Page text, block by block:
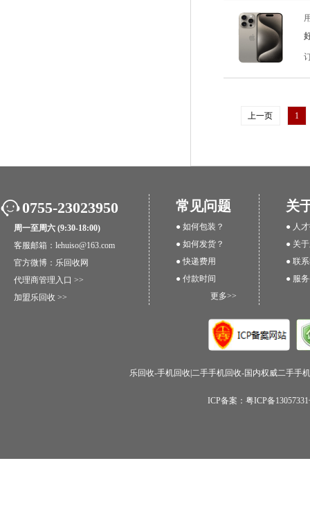
上一页 1
0755-23023950
周一至周六 (9:30-18:00)
客服邮箱：lehuiso@163.com
官方微博： 乐回收网
代理商管理入口 >>
加盟乐回收 >>
常见问题
● 如何包装？
● 如何发货？
● 快递费用
● 付款时间
更多>>
关
● 人
● 关
● 联
● 服
乐回收-手机回收|二手手机回收-国内权威二手手
ICP备案：粤ICP备